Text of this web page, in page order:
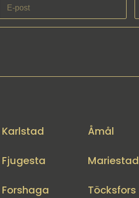
Karlstad Åmål
Fjugesta Mariestad
Forshaga Töcksfors